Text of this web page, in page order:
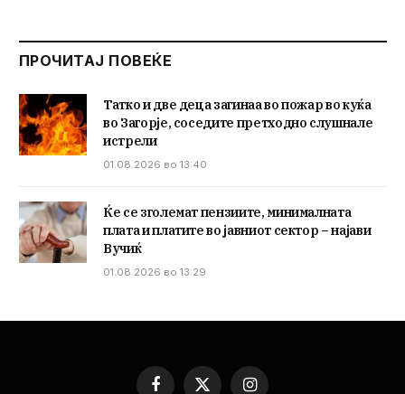
ПРОЧИТАЈ ПОВЕЌЕ
Татко и две деца загинаа во пожар во куќа
во Загорје, соседите претходно слушнале
истрели
01.08.2026 во 13:40
Ќе се зголемат пензиите, минималната
плата и платите во јавниот сектор – најави
Вучиќ
01.08.2026 во 13:29